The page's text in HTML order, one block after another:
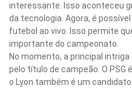
interessante. Isso aconteceu
da tecnologia. Agora, é
futebol ao vivo. Isso permite
importante do campeonato.
No momento, a principal
pelo título de campeão. O
o Lyon também é um